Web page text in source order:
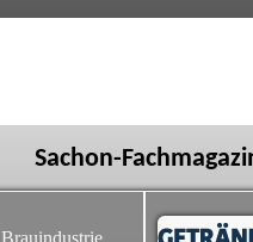
Sachon-
Brauindustrie